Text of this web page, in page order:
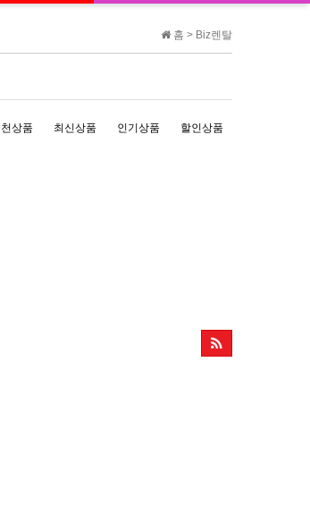
홈 > Biz렌탈
상품 최신상품 인기상품 할인상품